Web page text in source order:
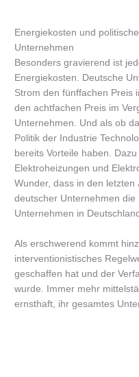
Energiekosten und
Unternehmen
Besonders gravierend ist
Energiekosten. Deutsche
Strom den fünffachen Preis
den achtfachen Preis im
Unternehmen. Und als ob
Politik der Industrie
bereits Vorteile haben.
Elektroheizungen und
Wunder, dass in den
deutscher Unternehmen
Unternehmen in
Als erschwerend kommt
interventionistisches
geschaffen hat und der
wurde. Immer mehr
ernsthaft, ihr gesamtes